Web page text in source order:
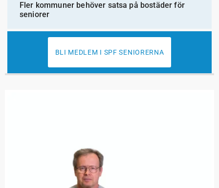
Fler kommuner behöver satsa på bostäder för
seniorer
BLI MEDLEM I SPF SENIORERNA